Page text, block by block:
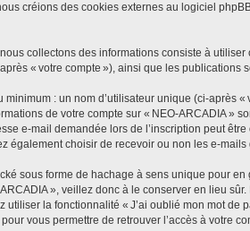
créions des cookies externes au logiciel
collectons des informations consiste à
« votre compte »), ainsi que les
minimum : un nom d’utilisateur unique (ci-après
de votre compte sur « NEO-ARCADIA »
e-mail demandée lors de l’inscription peut
également choisir de recevoir ou non les e-
sous forme de hachage à sens unique pour
», veillez donc à le conserver en lieu
utiliser la fonctionnalité « J’ai oublié mon mot
vous permettre de retrouver l’accès à votre